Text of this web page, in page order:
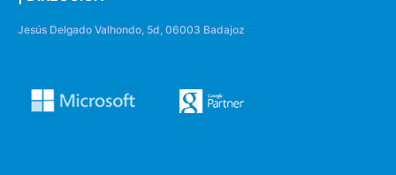
Jesús Delgado Valhondo, 5d, 06003 Badajoz